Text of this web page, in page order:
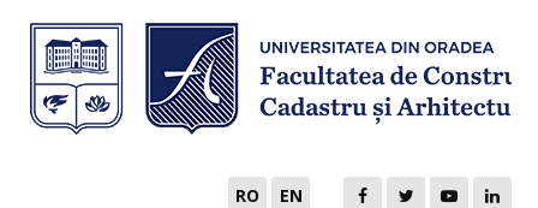
RO EN